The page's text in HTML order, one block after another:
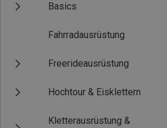
Basics
Fahrradausrüstung
Freerideausrüstung
Hochtour & Eisklettern
Kletterausrüstung &